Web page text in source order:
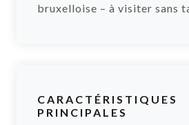
bruxelloise – à visiter sans
CARACTÉRISTIQUES
PRINCIPALES